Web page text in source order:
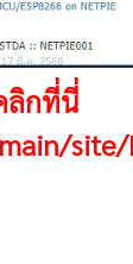
ลิกที่นี่
site/